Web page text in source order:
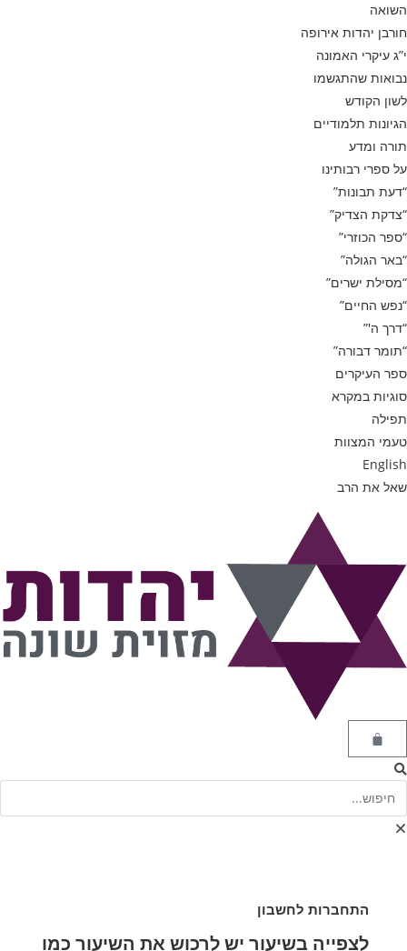
השואה
חורבן יהדות אירופה
י”ג עיקרי האמונה
נבואות שהתגשמו
לשון הקודש
הגיונות תלמודיים
תורה ומדע
על ספרי רבותינו
“דעת תבונות”
“צדקת הצדיק”
“ספר הכוזרי”
“באר הגולה”
“מסילת ישרים”
“נפש החיים”
“דרך ה'”
“תומר דבורה”
ספר העיקרים
סוגיות במקרא
תפילה
טעמי המצוות
English
שאל את הרב
התחברות לחשבון
לצפייה בשיעור יש לרכוש את השיעור כמו